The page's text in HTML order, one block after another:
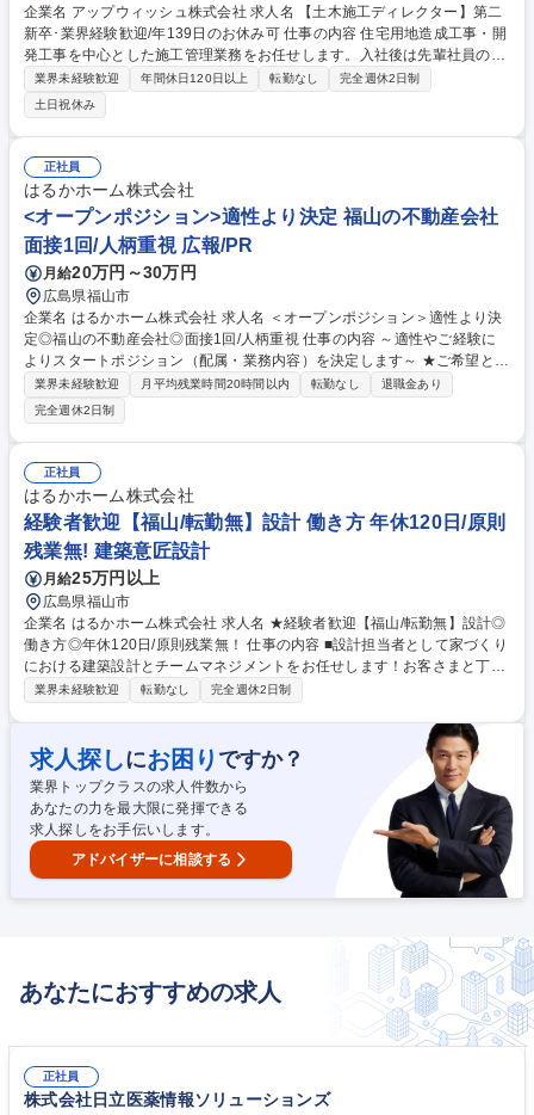
企業名 アップウィッシュ株式会社 求人名 【土木施工ディレクター】第二
新卒･業界経験歓迎/年139日のお休み可 仕事の内容 住宅用地造成工事・開
発工事を中心とした施工管理業務をお任せします。入社後は先輩社員のサ
ポートを受けながら、工程・品質・安全管理など施工管理の基礎から学
び、徐々に担当業務の幅を広げていただきます。 【具体的な業務】■住宅
造成・宅地開発工事の施工管理補助 ■工程・品質・安全管理のサポート ■
協力会社・職人との打ち合わせ ■現場写真撮影・書類作成 ■資材や工程の
確認 ■行政・近隣対応の補助 ■積算・見積作成補助 ■施工計画の作成補助
★担当案件は住宅造成・宅地開発工事が中心です。 ★入社後は経験豊富な
先輩社員がOJTで丁寧に指導するため、施工管理未経験の方も安心してス
タートできます。 募集職種 【土木施工ディレクター】第二新卒･業界経験
歓迎/年139日のお休み可
業界未経験歓迎 年間休日120日以上 転勤なし
完全週休2日制
土日祝休み
正社員
はるかホーム株式会社
<オープンポジション>適性より決定 福山の不動産会社
面接1回/人柄重視 広報/PR
月給20万円～30万円
広島県福山市
企業名 はるかホーム株式会社 求人名 ＜オープンポジション＞適性より決
定◎福山の不動産会社◎面接1回/人柄重視 仕事の内容 ～適性やご経験に
よりスタートポジション（配属・業務内容）を決定します～ ★ご希望と適
正に合わせたキャリア構築を目指せます！ ※気になる職種や希望があれば
事前にお伝えください！※ ■広報・企画 ■賃貸営業 ■住宅販売 ■設計 ■経
理・総務事務 ■施工管理 ■リフォーム営業 ★未経験者大募集！まずはご相
談を！ いろんなことに挑戦してみたい方、相談の上決めていきたい方、な
ど志望動機は何でもＯＫ◎「この仕事が好き」と言い切れる情熱が一番大
事。一途に、真っ直ぐに、仕事の面白さを追求できる環境です。配属部署
の先輩社員の仕事をサポートしながら一緒に学んでいくので安心！ 募集職
種 ＜オープンポジション＞適性より決定◎福山の不動産会社◎面接1回/人
柄重視
業界未経験歓迎 月平均残業時間20時間以内 転勤なし
退職金あり
完全週休2日制
正社員
はるかホーム株式会社
経験者歓迎【福山/転勤無】設計 働き方 年休120日/原則
残業無! 建築意匠設計
月給25万円以上
広島県福山市
企業名 はるかホーム株式会社 求人名 ★経験者歓迎【福山/転勤無】設計◎
働き方◎年休120日/原則残業無！ 仕事の内容 ■設計担当者として家づくり
における建築設計とチームマネジメントをお任せします！お客さまと丁寧
に打ち合わせをした上で、お客さまの想いをカタチにした家づくりを行い
ス作成、CAD図面作成、各種申請業務等） ┗営業担当者とともに、注文
住宅建設を検討しているお客さまの希望を聞き取り、理想の家づくりのサ
ポートをしていただきます！ ■チームマネジメントを通し、管理職も目指
せます！ 配属部署の先輩社員の仕事をサポートしながら一緒に学んでいく
ので安心！ 募集職種 ★経験者歓迎【福山/転勤無】設計◎働き方◎年休12
0日/原則残業無！
業界未経験歓迎 転勤なし 完全週休2日制
求人探しにお困り ですか？
業界トップクラスの求人件数から
あなたの力を最大限に発揮できる
求人探しをお手伝いします。
アドバイザーに相談する
あなたにおすすめの求人
正社員
株式会社日立医薬情報ソリューションズ